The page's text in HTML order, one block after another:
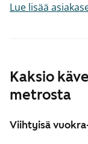
Kaksio
metrosta
Viihtyisä
Lue lisää